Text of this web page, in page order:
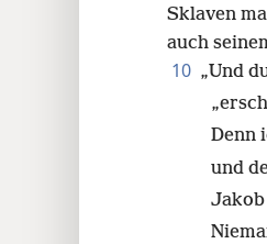
Sklaven
auch
10 „Und
Denn
und